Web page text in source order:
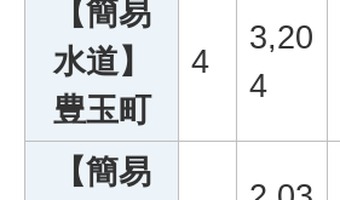
【簡易
水道】
豊玉町
4
3,20
4
【簡易